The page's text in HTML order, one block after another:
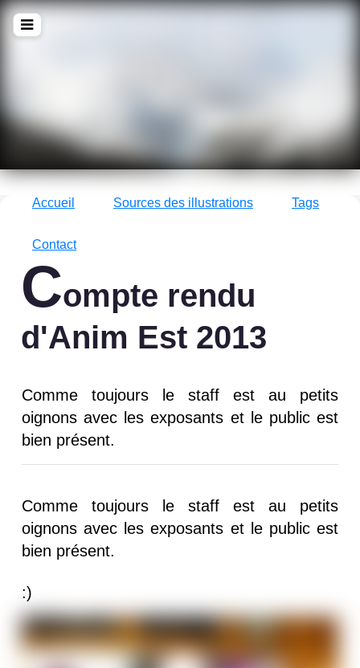
La culture avec un grand !Q
Accueil Sources des illustrations Tags
Contact
Compte rendu
d'Anim Est 2013
Comme toujours le staff est au petits
oignons avec les exposants et le public est
bien présent.
Comme toujours le staff est au petits
oignons avec les exposants et le public est
bien présent.
:)